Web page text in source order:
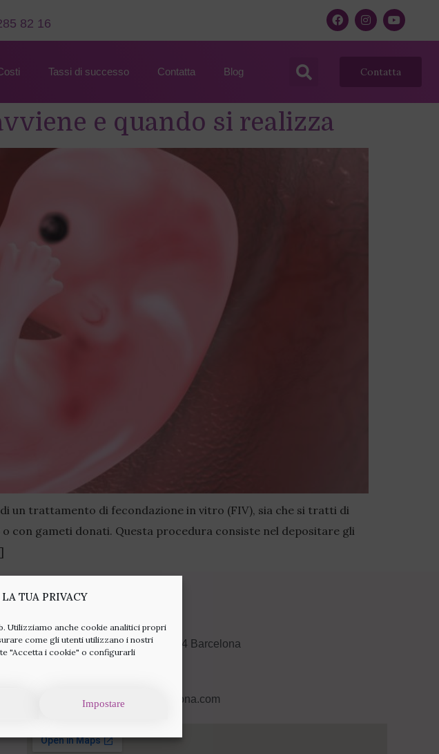
TUA PRIVACY
Utilizziamo anche cookie analitici propri
come gli utenti utilizzano i nostri
"Accetta i cookie" o configurarli
Impostare
82 16
Tassi di successo Contatta Blog Contatta
e quando si realizza
un trattamento di fecondazione in vitro (FIV), sia che si tratti di
con gameti donati. Questa procedura consiste nel depositare gli
Visitateci
Av. Diagonal 662-664 08034 Barcelona
info@rainbowfertilitybarcelona.com